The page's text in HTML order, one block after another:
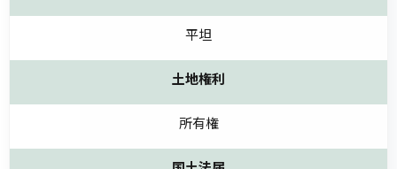
平坦
土地権利
所有権